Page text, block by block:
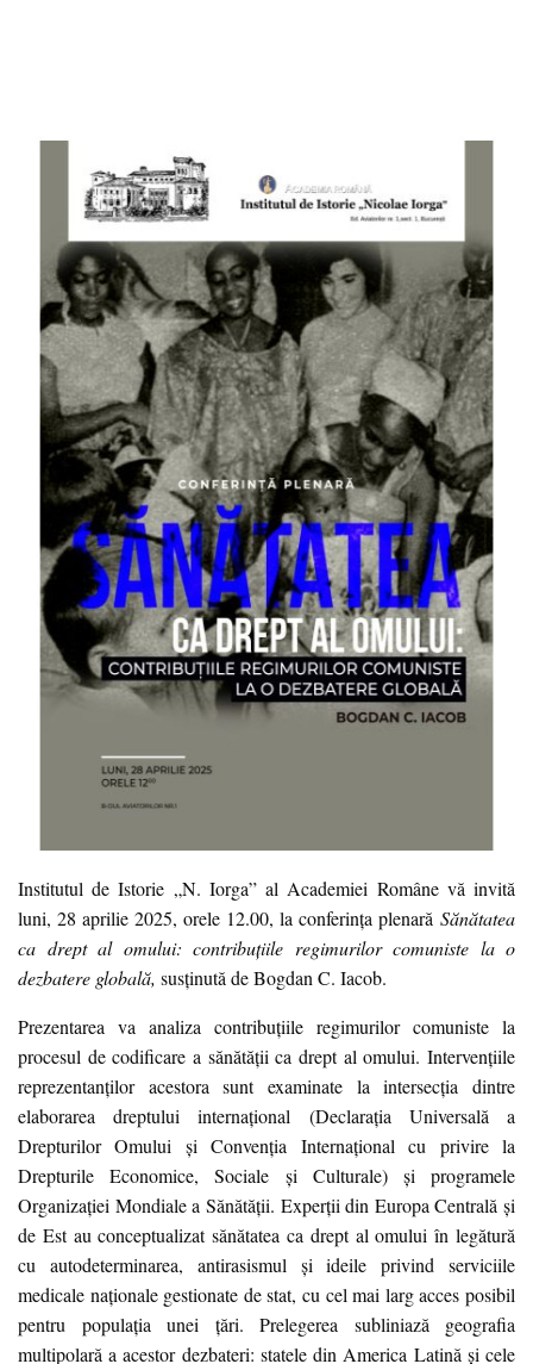
Institutul de Istorie „N. Iorga” al Academiei Române vă invită
luni, 28 aprilie 2025, orele 12.00, la conferinţa plenară Sănătatea
ca drept al omului: contribuțiile regimurilor comuniste la o
dezbatere globală, susținută de Bogdan C. Iacob.
Prezentarea va analiza contribuțiile regimurilor comuniste la
procesul de codificare a sănătății ca drept al omului. Intervențiile
reprezentanților acestora sunt examinate la intersecția dintre
elaborarea dreptului internațional (Declarația Universală a
Drepturilor Omului și Convenția Internațional cu privire la
Drepturile Economice, Sociale și Culturale) și programele
Organizației Mondiale a Sănătății. Experții din Europa Centrală și
de Est au conceptualizat sănătatea ca drept al omului în legătură
cu autodeterminarea, antirasismul și ideile privind serviciile
medicale naționale gestionate de stat, cu cel mai larg acces posibil
pentru populația unei țări. Prelegerea subliniază geografia
multipolară a acestor dezbateri: statele din America Latină și cele